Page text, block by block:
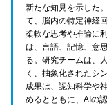
新たな知見を示した
て、脳内の特定神経
柔軟な思考や推論に
は、言語、記憶、意
る。研究チームは、
く、抽象化されたシ
成果は、認知科学や
めるとともに、AIの